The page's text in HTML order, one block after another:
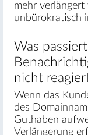
mehr
unbürokratisch
Was
nicht
Wenn das
des
Guthaben
Verlängerung